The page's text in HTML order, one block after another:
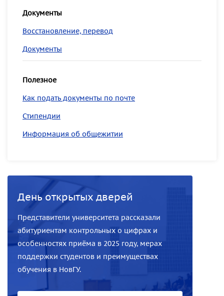
Документы
Восстановление, перевод
Документы
Полезное
Как подать документы по почте
Стипендии
Информация об общежитии
День открытых дверей
Представители университета рассказали
абитуриентам контрольных о цифрах и
особенностях приёма в 2025 году, мерах
поддержки студентов и преимуществах
обучения в НовГУ.